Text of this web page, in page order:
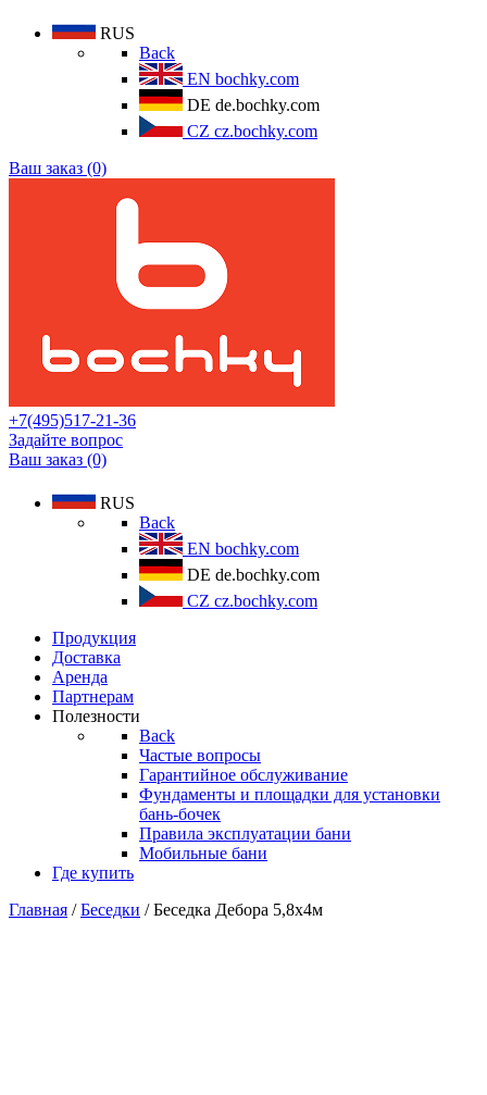
RUS
Back
EN bochky.com
DE de.bochky.com
CZ cz.bochky.com
Ваш заказ (0)
+7(495)517-21-36
Задайте вопрос
Ваш заказ (0)
RUS
Back
EN bochky.com
DE de.bochky.com
CZ cz.bochky.com
Продукция
Доставка
Аренда
Партнерам
Полезности
Back
Частые вопросы
Гарантийное обслуживание
Фундаменты и площадки для установки
бань-бочек
Правила эксплуатации бани
Мобильные бани
Где купить
Главная /Беседки / Беседка Дебора 5,8х4м